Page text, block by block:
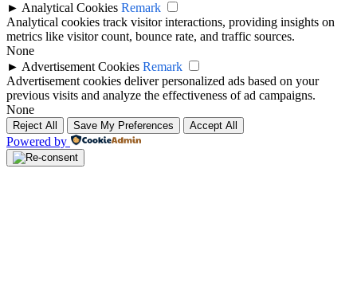
► Analytical Cookies Remark
Analytical cookies track visitor interactions, providing insights on
metrics like visitor count, bounce rate, and traffic sources.
None
► Advertisement Cookies Remark
Advertisement cookies deliver personalized ads based on your
previous visits and analyze the effectiveness of ad campaigns.
None
Reject All Save My Preferences Accept All
Powered by